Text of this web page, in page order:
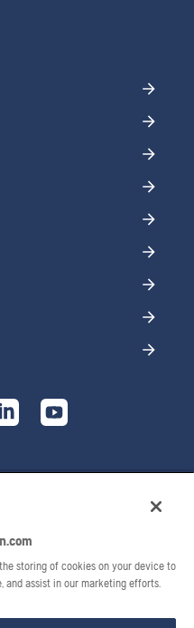
Rechte vorbehalten.
storing of cookies on your device to
and assist in our marketing efforts.